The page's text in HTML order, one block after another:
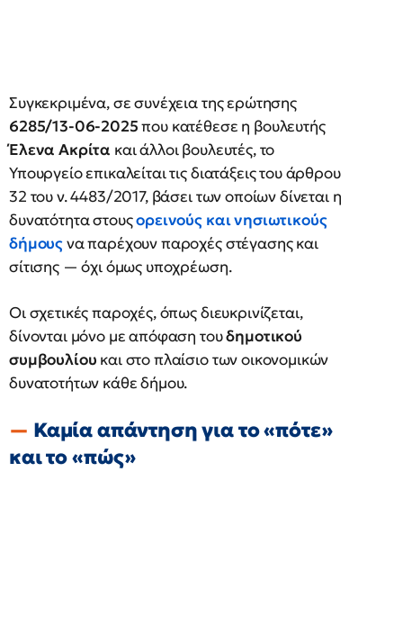
Συγκεκριμένα, σε συνέχεια της ερώτησης
6285/13-06-2025που κατέθεσε η βουλευτής
Έλενα Ακρίτα και άλλοι βουλευτές, το
Υπουργείο επικαλείται τις διατάξεις του άρθρου
32 του ν. 4483/2017, βάσει των οποίων δίνεται η
δυνατότητα στουςορεινούς και νησιωτικούς
δήμουςνα παρέχουν παροχές στέγασης και
σίτισης — όχι όμως υποχρέωση.
Οι σχετικές παροχές, όπως διευκρινίζεται,
δίνονται μόνο με απόφαση τουδημοτικού
συμβουλίου και στο πλαίσιο των οικονομικών
δυνατοτήτων κάθε δήμου.
Καμία απάντηση για το «πότε»
και το «πώς»